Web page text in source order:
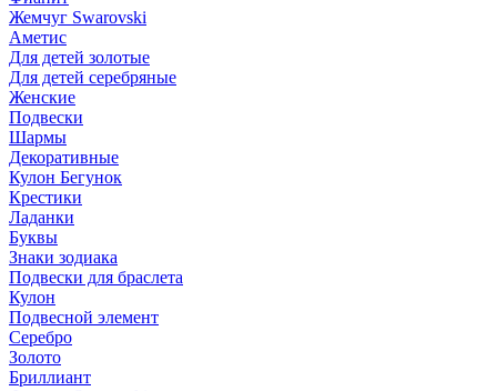
Жемчуг Swarovski
Аметис
Для детей золотые
Для детей серебряные
Женские
Подвески
Шармы
Декоративные
Кулон Бегунок
Крестики
Ладанки
Буквы
Знаки зодиака
Подвески для браслета
Кулон
Подвесной элемент
Серебро
Золото
Бриллиант